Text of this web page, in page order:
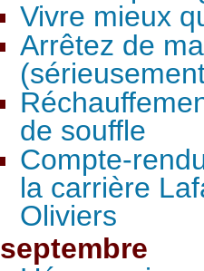
Vivre mieux
Arrêtez de
de souffle
Compte-
la carrière
Oliviers
septembre